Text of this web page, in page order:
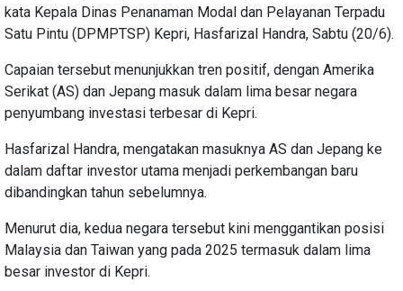
kata Kepala Dinas Penanaman Modal dan Pelayanan Terpadu
Satu Pintu (DPMPTSP) Kepri, Hasfarizal Handra, Sabtu (20/6).
Capaian tersebut menunjukkan tren positif, dengan Amerika
Serikat (AS) dan Jepang masuk dalam lima besar negara
penyumbang investasi terbesar di Kepri.
Hasfarizal Handra, mengatakan masuknya AS dan Jepang ke
dalam daftar investor utama menjadi perkembangan baru
dibandingkan tahun sebelumnya.
Menurut dia, kedua negara tersebut kini menggantikan posisi
Malaysia dan Taiwan yang pada 2025 termasuk dalam lima
besar investor di Kepri.